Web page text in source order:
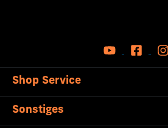
Shop Service
Sonstiges